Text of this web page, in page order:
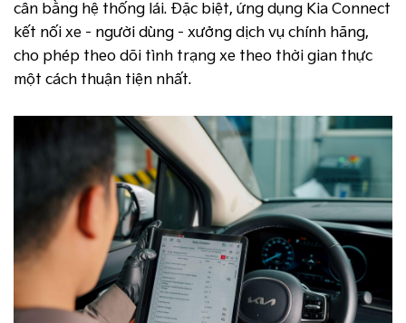
cân bằng hệ thống lái. Đặc biệt, ứng dụng Kia Connect
kết nối xe - người dùng - xưởng dịch vụ chính hãng,
cho phép theo dõi tình trạng xe theo thời gian thực
một cách thuận tiện nhất.